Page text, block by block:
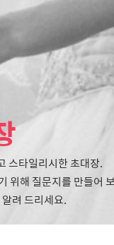
스타일리시한 초대장.
위해 질문지를 만들어
려 드리세요.